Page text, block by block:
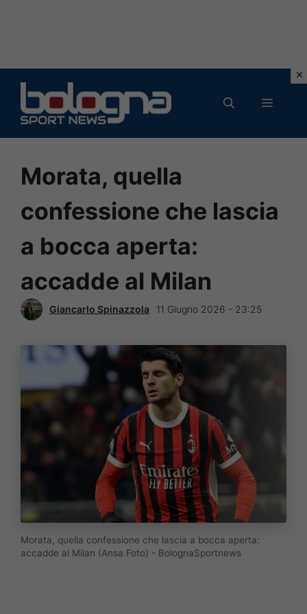
contenuto
MENU
Morata, quella
confessione che lascia
a bocca aperta:
accadde al Milan
Giancarlo Spinazzola 11 Giugno 2026 - 23:25
Morata, quella confessione che lascia a bocca aperta:
accadde al Milan (Ansa Foto) - BolognaSportnews